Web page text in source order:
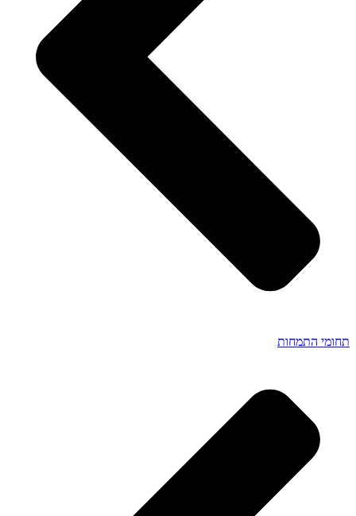
תחומי התמחות